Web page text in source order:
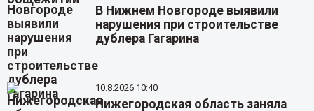
В Нижнем Новгороде выявили
нарушения при строительстве
дублера Гагарина
10.8.2026 10:40
Нижегородская область заняла